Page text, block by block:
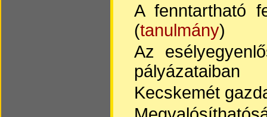
A fenntartható
(tanulmány)
Az
pályázataiban
Kecskemét